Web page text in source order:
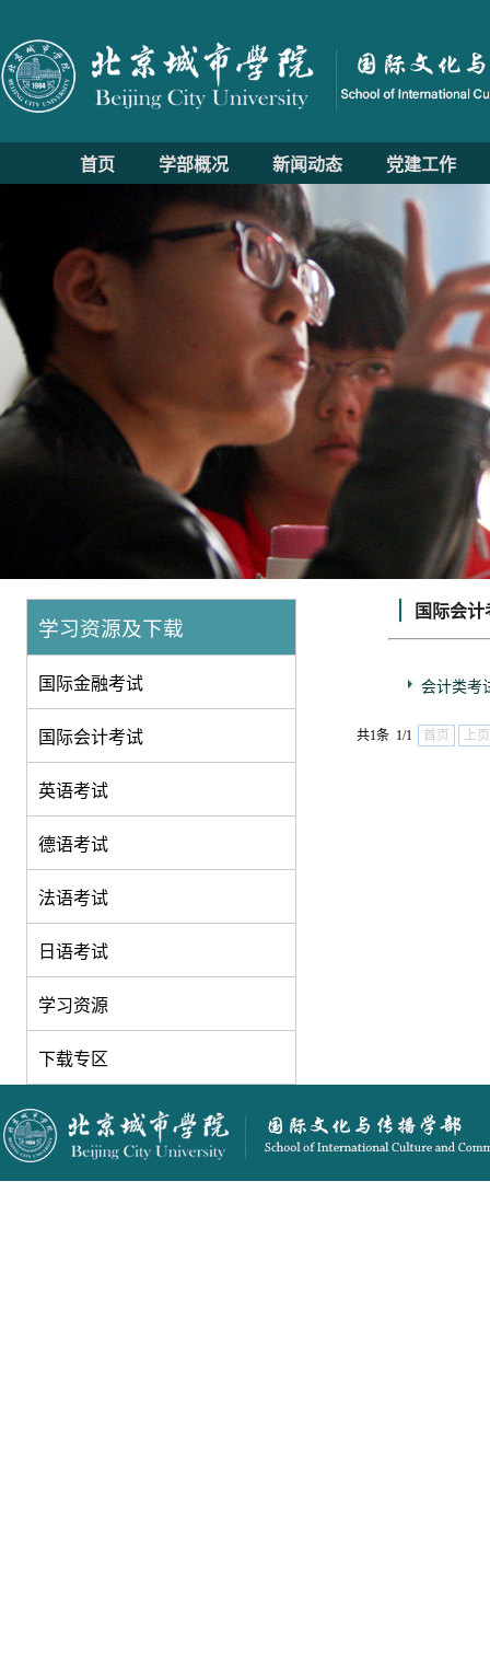
首页 学部概况 新闻动态 党建工作
学习资源及下载
国际金融考试
国际会计考试
英语考试
德语考试
法语考试
日语考试
学习资源
下载专区
国际会计
会计类考
共1条 1/1 首页 上页